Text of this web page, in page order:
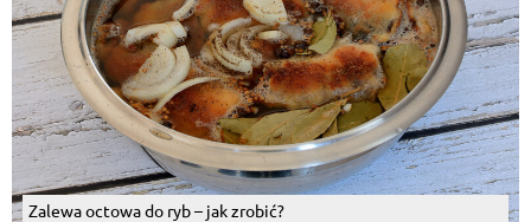
Zalewa octowa do ryb – jak zrobić?